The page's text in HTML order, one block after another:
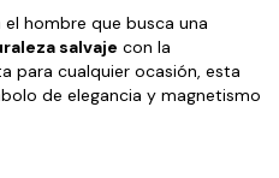
el hombre que busca una
salvaje con la
para cualquier ocasión, esta
de elegancia y magnetismo